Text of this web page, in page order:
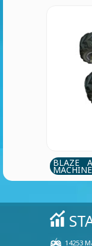
BLAZE